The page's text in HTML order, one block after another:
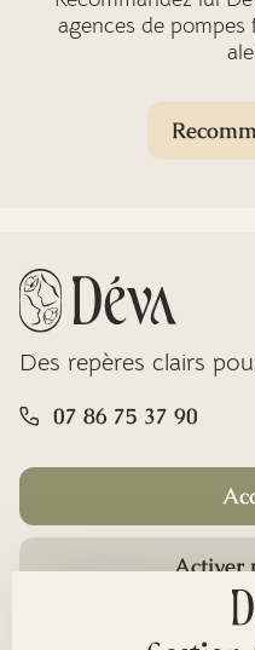
agences de
Des repères clairs
07 86 75 37 90
Activer